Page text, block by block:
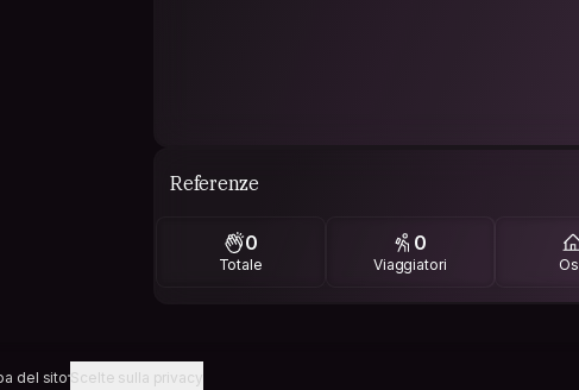
Referenze
0
Totale
0
Viaggiatori
del sitoScelte sulla privacy